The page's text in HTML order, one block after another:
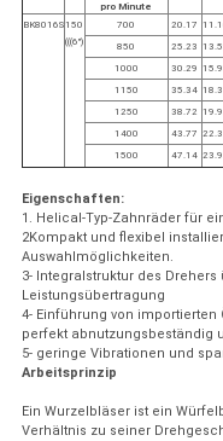
pro Minute
BK8016S 150
(((6")
700 20.17
850
25.23
1000
30.29
1150
35.34
1250
38.72
1400
43.77
1500
47.14
Eigenschaften:
1. Helical-Typ-Zahnräder für
2Kompakt und flexibel
Auswahlmöglichkeiten.
3- Integralstruktur des
Leistungsübertragung
4- Einführung von
perfekt abnutzungsbeständig
5- geringe Vibrationen und
Arbeitsprinzip
Ein Wurzelbläser ist ein
Verhältnis zu seiner